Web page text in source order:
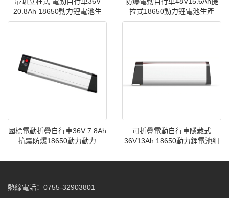
20.8Ah 18650動力鋰電池生
拉式18650動力鋰電池生產
國標電動折疊自行車36V 7.8Ah
抗震防爆18650動力動力
可折疊電動自行車隱藏式
36V13Ah 18650動力鋰電池組
熱線電話：0755-32903801